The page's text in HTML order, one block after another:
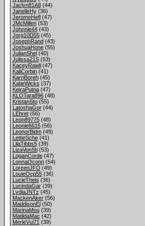
Jaclyn81A8(44)
JanelleHy(36)
JeromeHefl(47)
JMcMillen(53)
Johnnie44(43)
Jorg10D55(45)
JosephRand(43)
JoshuaHone(55)
JulianShel(40)
Julissa21S(53)
KaceyRawli(47)
KaliCorbin(41)
KarriBoreh(45)
KatieWicks (37)
KeiraPutna(47)
KLOTara896(48)
KristanSto(55)
LatoshaGor(44)
LEhret(56)
Leon89775(48)
Leonie6615(56)
LeonorBidm(49)
LettieSche(41)
LilaTibbs5(39)
LizaVonSti(53)
LoganCorde(47)
LonnaOconn(54)
LoreenJFO (49)
LouieOcp55(36)
LucieTheis (36)
LucindaGar(39)
LydiaJNTz (45)
MackenAker(56)
MaddisonEl(50)
MarinaMou(39)
MatildaMac (42)
MerleVui71 (39)